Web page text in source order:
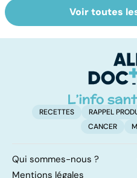
éruptives :
Voir toutes
RECETTES RAPPEL
CANCER
Qui sommes-nous ?
Mentions légales